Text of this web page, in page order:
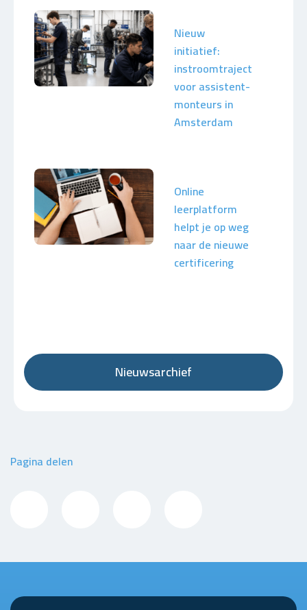
Nieuw
initiatief:
instroomtraject
voor assistent-
monteurs in
Amsterdam
Online
leerplatform
helpt je op weg
naar de nieuwe
certificering
Nieuwsarchief
Pagina delen